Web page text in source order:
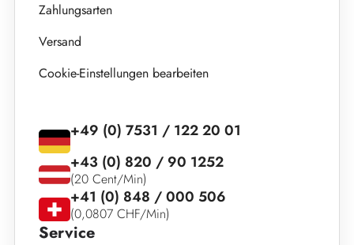
Zahlungsarten
Versand
Cookie-Einstellungen bearbeiten
Service
+49 (0) 7531 / 122 20 01
+43 (0) 820 / 90 1252
(20 Cent/Min)
+41 (0) 848 / 000 506
(0,0807 CHF/Min)